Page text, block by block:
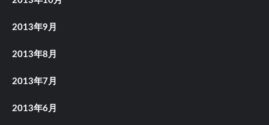
2013年9月
2013年8月
2013年7月
2013年6月